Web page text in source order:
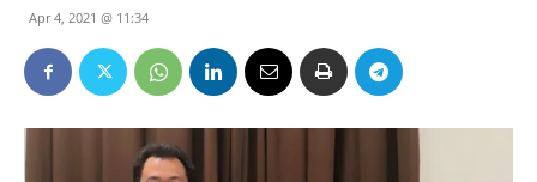
Apr 4, 2021 @ 11:34